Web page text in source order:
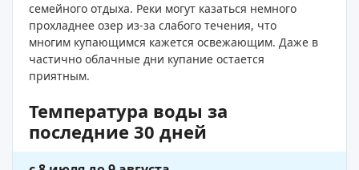
семейного отдыха. Реки могут казаться немного
прохладнее озер из-за слабого течения, что
многим купающимся кажется освежающим. Даже в
частично облачные дни купание остается
приятным.
Температура воды за
последние 30 дней